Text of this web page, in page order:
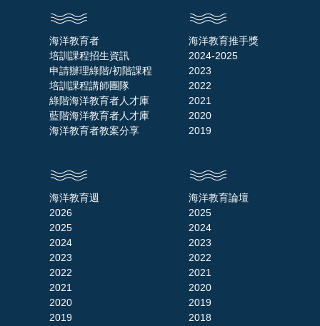
海洋教育者
培訓課程招生資訊
申請辦理綠階/初階課程
培訓課程講師團隊
綠階海洋教育者人才庫
藍階海洋教育者人才庫
海洋教育者教案分享
海洋教育推手獎
2024-2025
2023
2022
2021
2020
2019
海洋教育週
2026
2025
2024
2023
2022
2021
2020
2019
海洋教育論壇
2025
2024
2023
2022
2021
2020
2019
2018